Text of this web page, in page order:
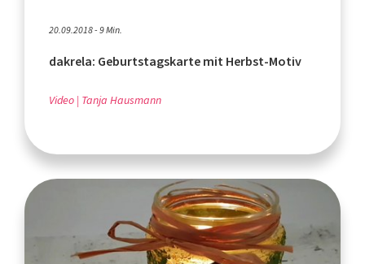
20.09.2018 - 9 Min.
dakrela: Geburtstagskarte mit Herbst-Motiv
Video Tanja Hausmann